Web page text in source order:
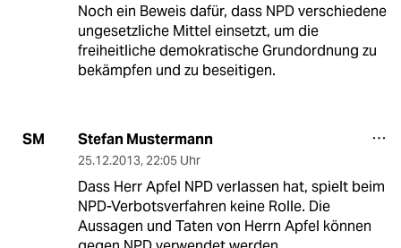
Noch ein Beweis dafür, dass NPD verschiedene
ungesetzliche Mittel einsetzt, um die
freiheitliche demokratische Grundordnung zu
bekämpfen und zu beseitigen.
SM Stefan Mustermann
25.12.2013, 22:05 Uhr
Dass Herr Apfel NPD verlassen hat, spielt beim
NPD-Verbotsverfahren keine Rolle. Die
Aussagen und Taten von Herrn Apfel können